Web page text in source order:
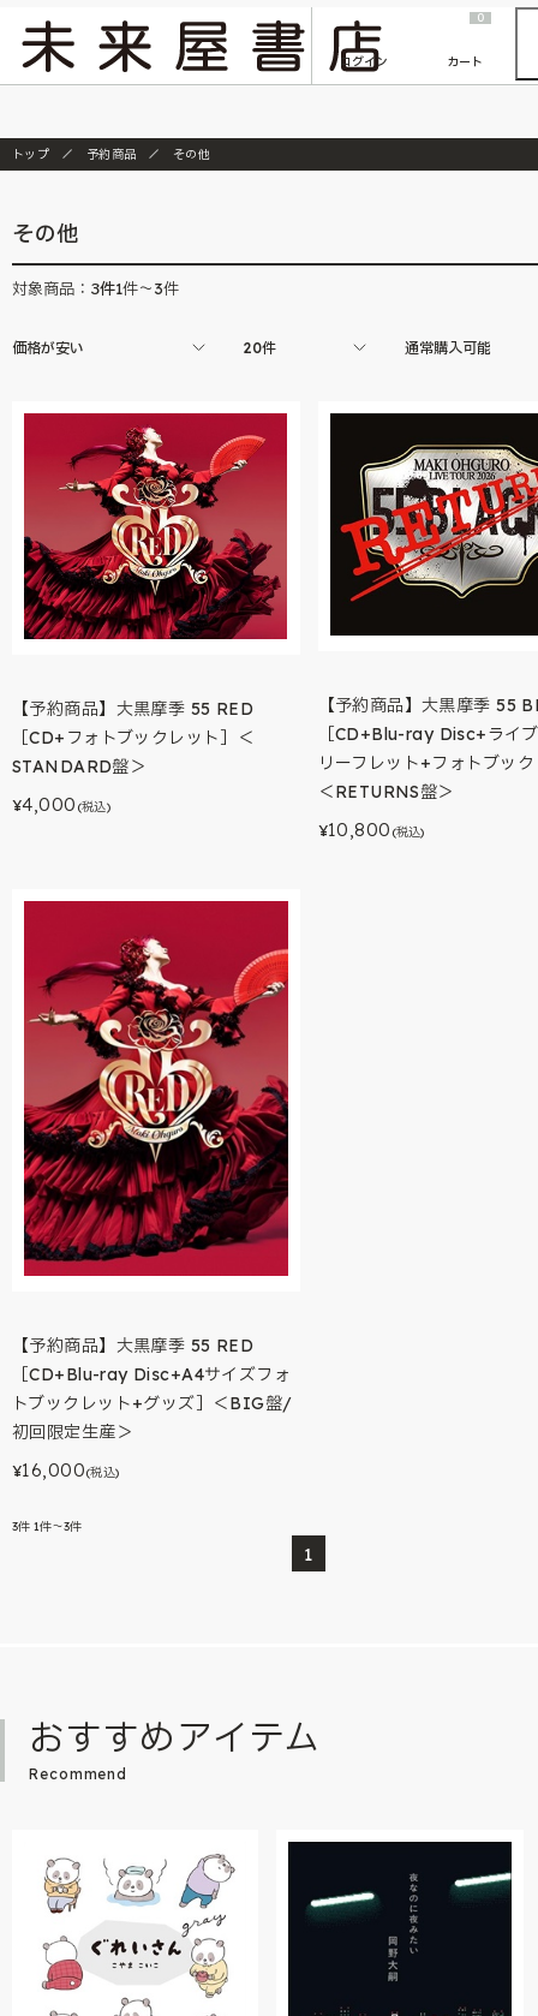
『ONE PIECE magazine 021 ONE PIECEカード付き同梱版』発売延期のご案内
ログイン
0
カート
トップ 予約商品 その他
その他
対象商品： 3件1件～3件
価格が安い 20件 通常購入可能
【予約商品】大黒摩季 55 RED
［CD+フォトブックレット］＜
STANDARD盤＞
¥4,000 (税込)
【予約商品】大黒摩季 55
［CD+Blu-ray Disc+ライ
リーフレット+フォトブッ
＜RETURNS盤＞
¥10,800 (税込)
【予約商品】大黒摩季 55 RED
［CD+Blu-ray Disc+A4サイズフォ
トブックレット+グッズ］＜BIG盤/
初回限定生産＞
¥16,000(税込)
3件 1件～3件
1
おすすめアイテム
Recommend